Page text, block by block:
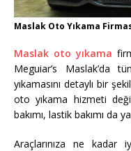
Maslak Oto Yıkama
Maslak oto yıkama
Meguiar’s Maslak’da
yıkamasını detaylı bir
oto yıkama hizmeti
bakımı, lastik bakımı da
Araçlarınıza ne kadar